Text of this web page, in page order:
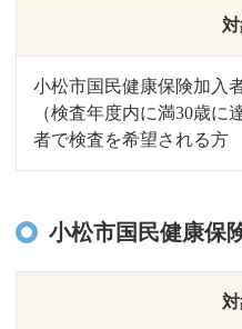
小松市国民健康保険加入
（検査年度内に満30歳に
者で検査を希望される方
小松市国民健康保